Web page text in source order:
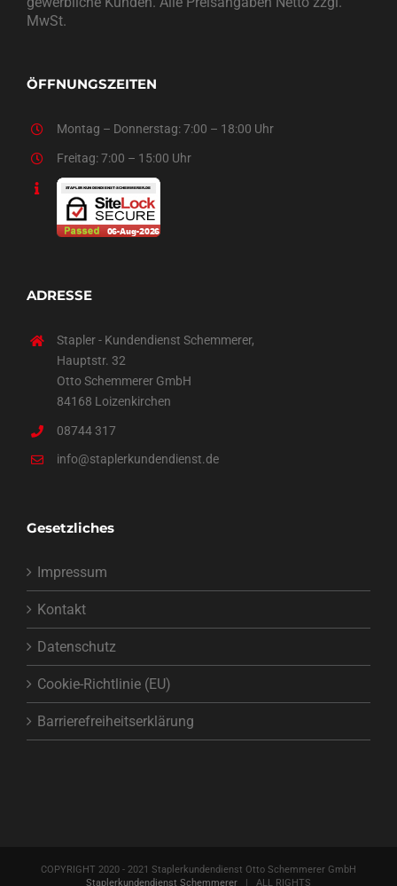
MwSt.
ÖFFNUNGSZEITEN
Montag – Donnerstag: 7:00 – 18:00 Uhr
Freitag: 7:00 – 15:00 Uhr
ADRESSE
Stapler - Kundendienst Schemmerer,
Hauptstr. 32
Otto Schemmerer GmbH
84168 Loizenkirchen
08744 317
info@staplerkundendienst.de
Gesetzliches
Impressum
Kontakt
Datenschutz
Cookie-Richtlinie (EU)
Barrierefreiheitserklärung
COPYRIGHT 2020 - 2021 Staplerkundendienst Otto Schemmerer GmbH
Staplerkundendienst Schemmerer | ALL RIGHTS